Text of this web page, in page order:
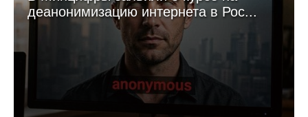
деанонимизацию интернета в Рос...